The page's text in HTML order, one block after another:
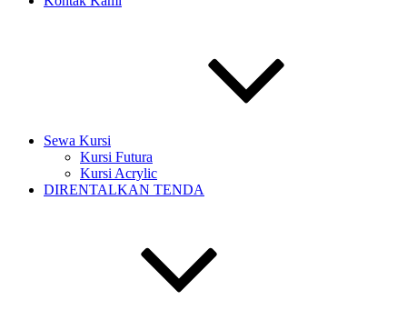
Sewa Kursi
Kursi Futura
Kursi Acrylic
DIRENTALKAN TENDA